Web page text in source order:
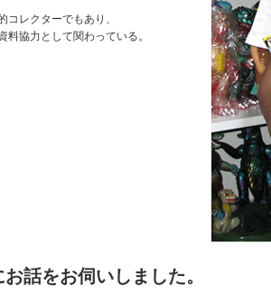
レクターでもあり、
協力として関わっている。
話をお伺いしました。